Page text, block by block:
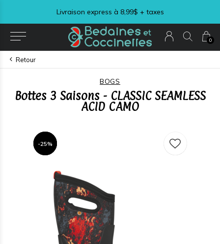
0
Livraison express à 8,99$ + taxes
Retour
BOGS
Bottes 3 Saisons - CLASSIC SEAMLESS
ACID CAMO
-25%
-25%
-25%